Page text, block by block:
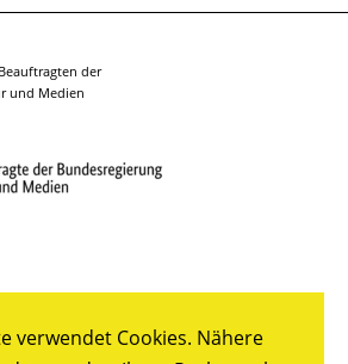
verwendet Cookies. Nähere
auf
der
und Medien